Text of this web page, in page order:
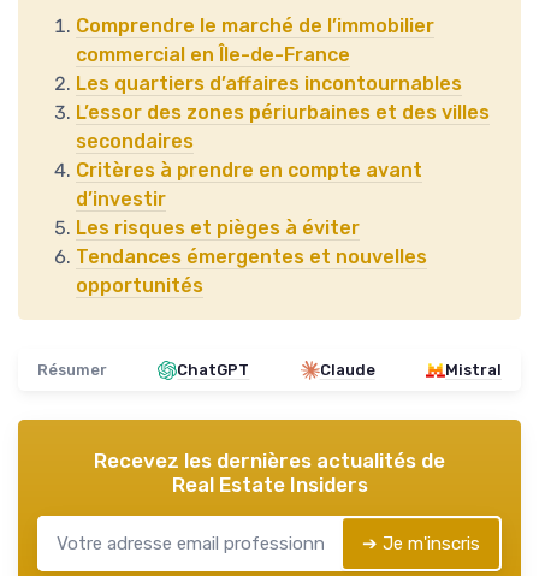
Comprendre le marché de l’immobilier
commercial en Île-de-France
Les quartiers d’affaires incontournables
L’essor des zones périurbaines et des villes
secondaires
Critères à prendre en compte avant
d’investir
Les risques et pièges à éviter
Tendances émergentes et nouvelles
opportunités
Résumer ChatGPT Claude Mistral
Recevez les dernières actualités de
Real Estate Insiders
➔ Je m'inscris